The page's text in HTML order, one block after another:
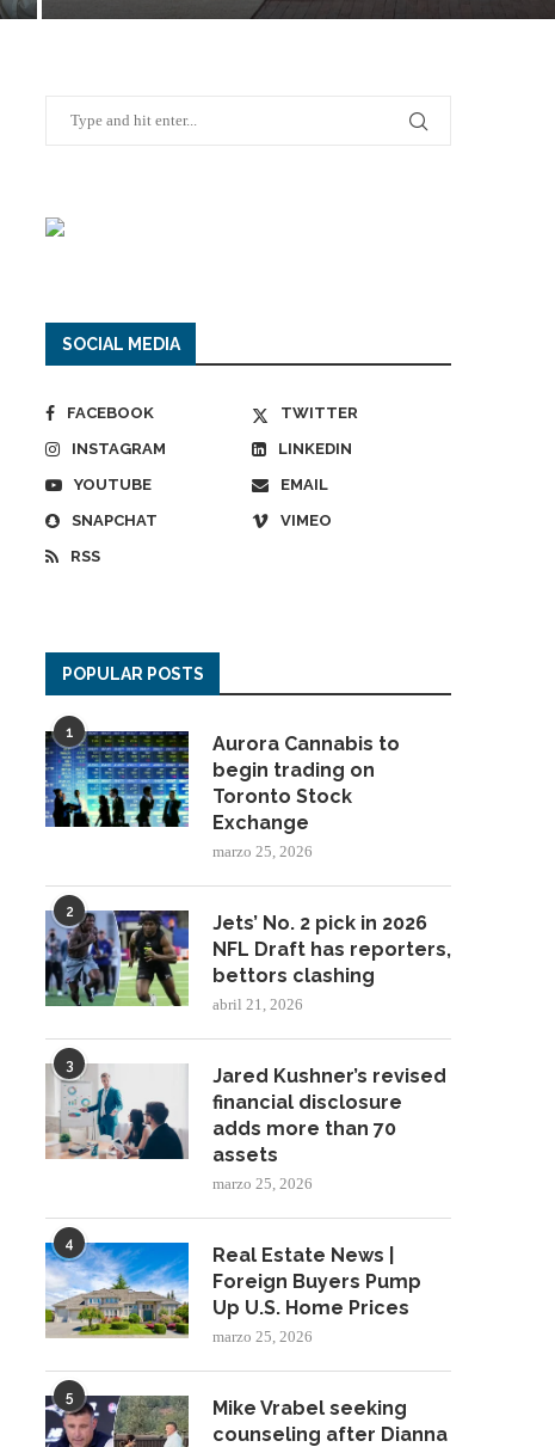
SOCIAL MEDIA
FACEBOOK
TWITTER
INSTAGRAM
LINKEDIN
YOUTUBE
EMAIL
SNAPCHAT
VIMEO
RSS
POPULAR POSTS
1
Aurora Cannabis to
begin trading on
Toronto Stock
Exchange
marzo 25, 2026
2
Jets’ No. 2 pick in 2026
NFL Draft has reporters,
bettors clashing
abril 21, 2026
3
Jared Kushner’s revised
financial disclosure
adds more than 70
assets
marzo 25, 2026
4
Real Estate News |
Foreign Buyers Pump
Up U.S. Home Prices
marzo 25, 2026
5
Mike Vrabel seeking
counseling after Dianna